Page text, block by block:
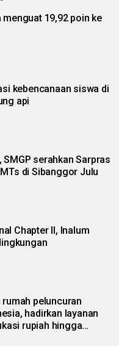
menguat 19,92 poin ke
kebencanaan siswa di
api
SMGP serahkan Sarpras
di Sibanggor Julu
Chapter II, Inalum
rumah peluncuran
hadirkan layanan
rupiah hingga